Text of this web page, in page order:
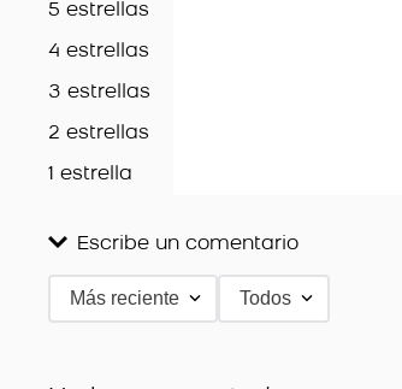
5 estrellas
4 estrellas
3 estrellas
2 estrellas
1 estrella
Escribe un comentario
Agregar comentario
Más reciente Todos